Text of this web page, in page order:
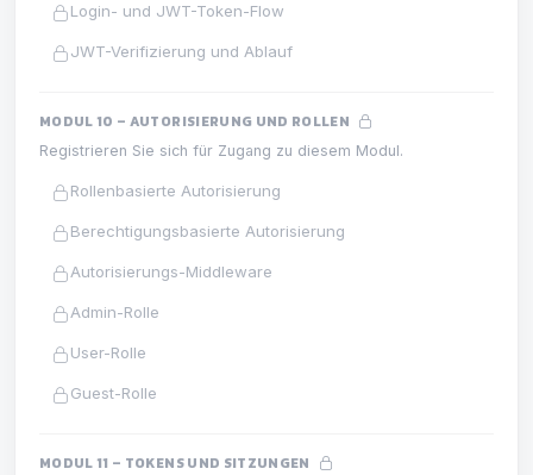
Login- und JWT-Token-Flow
JWT-Verifizierung und Ablauf
MODUL 10 – AUTORISIERUNG UND ROLLEN
Registrieren Sie sich für Zugang zu diesem Modul.
Rollenbasierte Autorisierung
Berechtigungsbasierte Autorisierung
Autorisierungs-Middleware
Admin-Rolle
User-Rolle
Guest-Rolle
MODUL 11 – TOKENS UND SITZUNGEN